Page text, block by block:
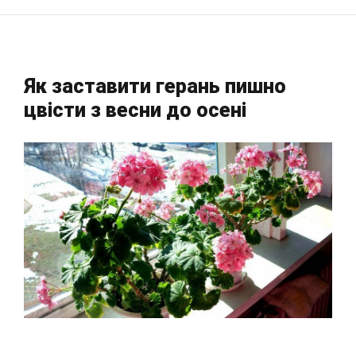
Як заставити герань пишно
цвісти з весни до осені